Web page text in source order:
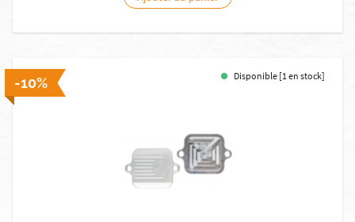
-10% Disponible [1 en stock]